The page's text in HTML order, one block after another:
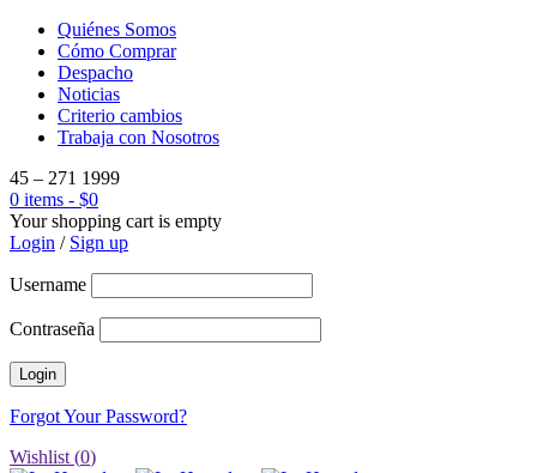
Quiénes Somos
Cómo Comprar
Despacho
Noticias
Criterio cambios
Trabaja con Nosotros
45 – 271 1999
0 items - $0
Your shopping cart is empty
Login / Sign up
Username
Contraseña
Forgot Your Password?
Wishlist (0)